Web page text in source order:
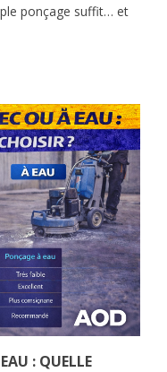
ponçage suffit… et
: QUELLE